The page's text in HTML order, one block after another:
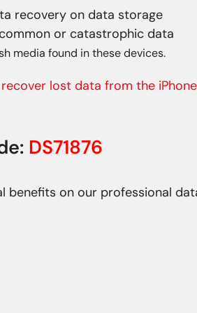
recovery on data storage
or catastrophic data
media found in these devices.
lost data from the iPhone
DS71876
benefits on our professional